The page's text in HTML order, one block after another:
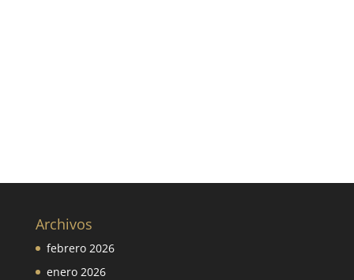
Archivos
febrero 2026
enero 2026